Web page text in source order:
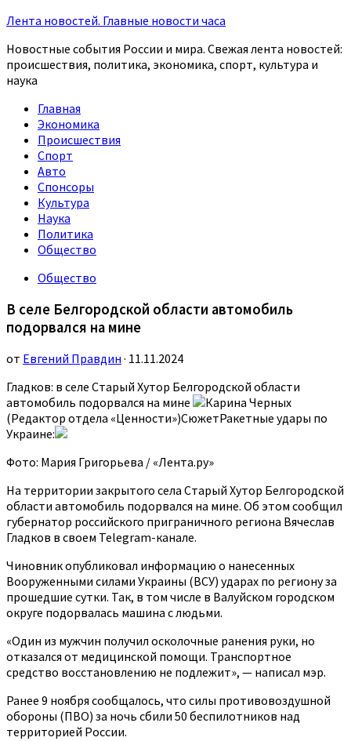
Лента новостей. Главные новости часа
Новостные события России и мира. Свежая лента новостей:
происшествия, политика, экономика, спорт, культура и
наука
Главная
Экономика
Происшествия
Спорт
Авто
Спонсоры
Культура
Наука
Политика
Общество
Общество
В селе Белгородской области автомобиль
подорвался на мине
от Евгений Правдин · 11.11.2024
Гладков: в селе Старый Хутор Белгородской области
автомобиль подорвался на мине
Карина Черных
(Редактор отдела «Ценности»)СюжетРакетные удары по
Украине:
Фото: Мария Григорьева / «Лента.ру»
На территории закрытого села Старый Хутор Белгородской
области автомобиль подорвался на мине. Об этом сообщил
губернатор российского приграничного региона Вячеслав
Гладков в своем Telegram-канале.
Чиновник опубликовал информацию о нанесенных
Вооруженными силами Украины (ВСУ) ударах по региону за
прошедшие сутки. Так, в том числе в Валуйском городском
округе подорвалась машина с людьми.
«Один из мужчин получил осколочные ранения руки, но
отказался от медицинской помощи. Транспортное
средство восстановлению не подлежит», — написал мэр.
Ранее 9 ноября сообщалось, что силы противовоздушной
обороны (ПВО) за ночь сбили 50 беспилотников над
территорией России.